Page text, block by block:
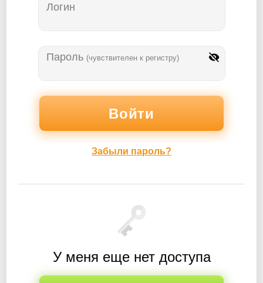
Логин
Пароль (чувствителен к регистру)
Забыли пароль?
У меня еще нет доступа